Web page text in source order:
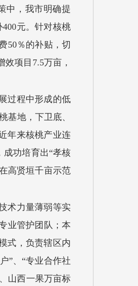
中，我市明确提
元。针对核桃
50％的补贴，切
项目7.5万亩，
过程中形成的低
基地，下卫底、
年来核桃产业连
成功培育出“孝核
高贤垣千亩示范
术力量薄弱等实
业管护团队；本
式，负责辖区内
”、“专业合作社
山西一果万亩标